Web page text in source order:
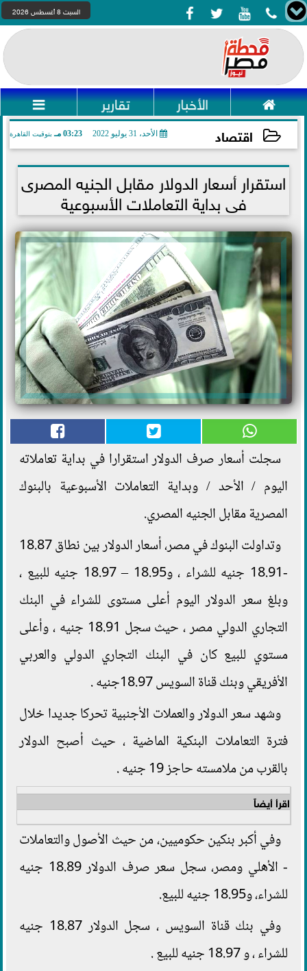
    السبت 8 أغسطس 2026
 الأخبار تقارير 
اقتصاد الأحد، 31 يوليو 2022 03:23 مـ بتوقيت القاهرة
2022-07-31 15:23:14
استقرار أسعار الدولار مقابل الجنيه المصرى
فى بداية التعاملات الأسبوعية
سجلت أسعار صرف الدولار استقرارا في بداية تعاملاته
اليوم / الأحد / وبداية التعاملات الأسبوعية بالبنوك
المصرية مقابل الجنيه المصري.
وتداولت البنوك في مصر، أسعار الدولار بين نطاق 18.87
-18.91 جنيه للشراء ، و18.95 – 18.97 جنيه للبيع ،
وبلغ سعر الدولار اليوم أعلى مستوى للشراء في البنك
التجاري الدولي مصر ، حيث سجل 18.91 جنيه ، وأعلى
مستوي للبيع كان في البنك التجاري الدولي والعربي
الأفريقي وبنك قناة السويس 18.97جنيه .
وشهد سعر الدولار والعملات الأجنبية تحركا جديدا خلال
فترة التعاملات البنكية الماضية ، حيث أصبح الدولار
بالقرب من ملامسته حاجز 19 جنيه .
اقرأ أيضاً
وفي أكبر بنكين حكوميين، من حيث الأصول والتعاملات
- الأهلي ومصر، سجل سعر صرف الدولار 18.89 جنيه
للشراء، و18.95 جنيه للبيع.
وفي بنك قناة السويس ، سجل الدولار 18.87 جنيه
للشراء ، و 18.97 جنيه للبيع .